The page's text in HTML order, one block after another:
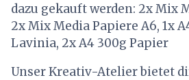
dazu gekauft werden: 2x Mix
2x Mix Media Papiere A6, 1x
Lavinia, 2x A4 300g Papier
Unser Kreativ-Atelier bietet